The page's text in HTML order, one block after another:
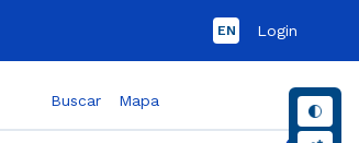
EN Login
Buscar Mapa